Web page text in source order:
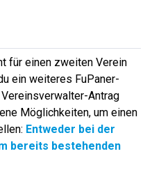
für einen zweiten Verein
ein weiteres FuPaner-
Antrag
Möglichkeiten, um einen
Entweder bei der
bereits bestehenden